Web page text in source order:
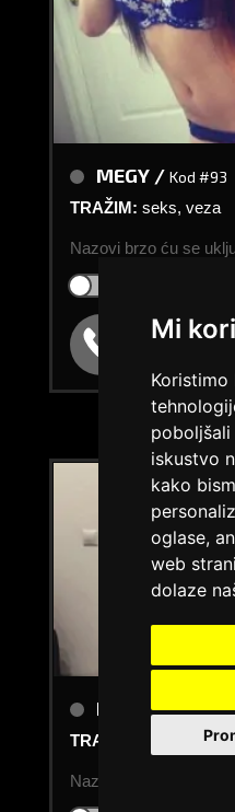
Mi
iskustvo
kako
oglase,
web
dolaze
MEGY / Kod #93
TRAŽIM: seks, veza
Nazovi brzo ću se
Broj: 064/677-
PETRA /Kod #86
TRAŽIM:
seks, brak,
Nazovi brzo ću se